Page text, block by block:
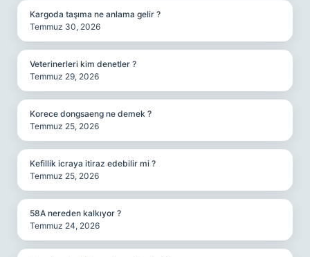
Kargoda taşıma ne anlama gelir ?
Temmuz 30, 2026
Veterinerleri kim denetler ?
Temmuz 29, 2026
Korece dongsaeng ne demek ?
Temmuz 25, 2026
Kefillik icraya itiraz edebilir mi ?
Temmuz 25, 2026
58A nereden kalkıyor ?
Temmuz 24, 2026